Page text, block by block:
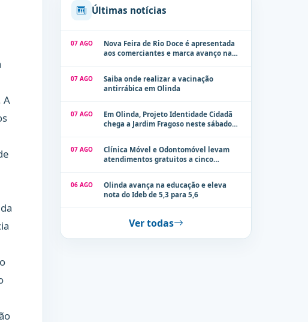
A
Últimas notícias
07 AGO
Nova Feira de Rio Doce é apresentada
aos comerciantes e marca avanço na
07 AGO
Saiba onde realizar a vacinação
antirrábica em Olinda
07 AGO
Em Olinda, Projeto Identidade Cidadã
chega a Jardim Fragoso neste sábado
07 AGO
Clínica Móvel e Odontomóvel levam
atendimentos gratuitos a cinco
06 AGO
Olinda avança na educação e eleva
nota do Ideb de 5,3 para 5,6
Ver todas